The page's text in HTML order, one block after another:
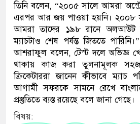
তিনি বলেন, “২০০৫ সালে আমরা
এরপর আর জয় পাওয়া হয়নি। ২০০৮
আমরা তাদের ১৯৮ রানে অলআউট
ম্যাচটাও শেষ পর্যন্ত জিততে
আশরাফুল বলেন, টেস্ট দলে অভিজ্ঞ
থাকায় কাজ করা তুলনামূলক
ক্রিকেটাররা জানেন কীভাবে ম্যাচ
আগামী সফরকে সামনে রেখে
প্রস্তুতিতে ব্যস্ত রয়েছে বলে জানা গেছে।
বিষয়: